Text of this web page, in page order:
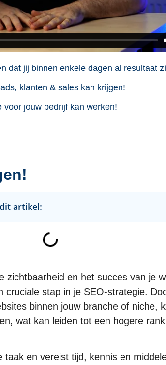
dat jij binnen enkele dagen al resultaat
klanten & sales kan krijgen!
jouw bedrijf kan werken!
artikel:
zichtbaarheid en het succes van je
cruciale stap in je SEO-strategie.
binnen jouw branche of niche,
wat kan leiden tot een hogere
taak en vereist tijd, kennis en